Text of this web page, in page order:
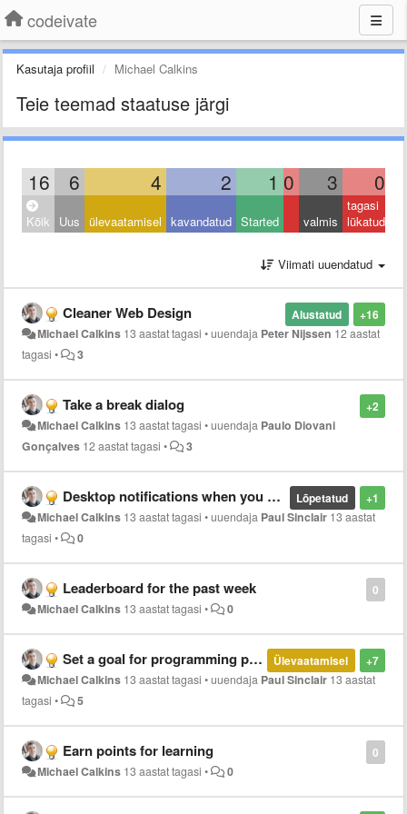
codeivate
Kasutaja profiil Michael Calkins
Teie teemad staatuse järgi
16 6 4 2 1 0 3 0
Kõik Uus ülevaatamisel kavandatud Started valmis
tagasi
lükatud
Viimati uuendatud
+16
Alustatud
Cleaner Web Design
Michael Calkins 13 aastat tagasi •uuendaja Peter Nijssen 12 aastat
tagasi • 3
+2
Take a break dialog
Michael Calkins 13 aastat tagasi •uuendaja Paulo Diovani
Gonçalves 12 aastat tagasi • 3
+1
Lõpetatud
Desktop notifications when you grow a level
Michael Calkins 13 aastat tagasi •uuendaja Paul Sinclair 13 aastat
tagasi • 0
0
Leaderboard for the past week
Michael Calkins 13 aastat tagasi • 0
+7
Ülevaatamisel
Set a goal for programming per day
Michael Calkins 13 aastat tagasi •uuendaja Paul Sinclair 13 aastat
tagasi • 5
0
Earn points for learning
Michael Calkins 13 aastat tagasi • 0